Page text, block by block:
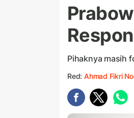
Pihaknya masih
Red: Ahmad Fikri